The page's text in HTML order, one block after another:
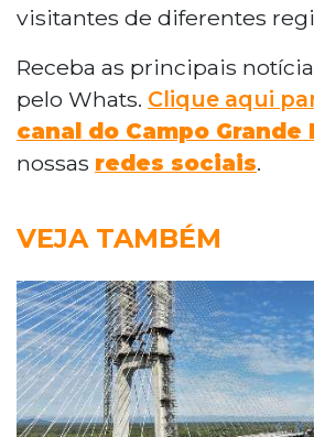
visitantes de diferentes
Receba as principais
pelo Whats. Clique aqui
canal do Campo Grande
nossas redes sociais.
VEJA TAMBÉM